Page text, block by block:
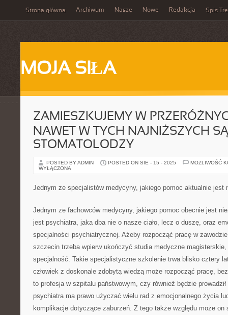
Strona główna Archiwum Nasze Nowe Redakcja Spis
MOJA SIŁA
ZAMIESZKUJEMY W
NAWET W TYCH NAJNIŻSZYCH SĄ
STOMATOLODZY
POSTED BY ADMIN POSTED ON SIE - 15 - 2025
MOŻLIWOŚĆ
WYŁĄCZONA
Jednym ze specjalistów medycyny, jakiego pomoc aktualnie jest
Jednym ze fachowców medycyny, jakiego pomoc obecnie jest
jest psychiatra, jaka dba nie o nasze ciało, lecz o duszę, oraz
specjalności psychiatrycznej. Ażeby rozpocząć pracę w
szczecin trzeba wpierw ukończyć studia medyczne
specjalność. Takie specjalistyczne szkolenie trwa blisko cztery
człowiek z doskonale zdobytą wiedzą może rozpocząć pracę,
to profesja w szpitalu państwowym, czy również będzie prowadził
psychiatra ma prawo użyczać wielu rad z emocjonalnego życia
komplikacje dotyczące zaburzeń. Z tego także względu może on